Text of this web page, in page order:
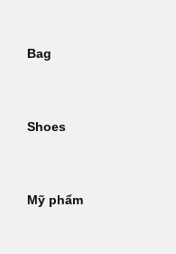
Bag
Shoes
Mỹ phẩm